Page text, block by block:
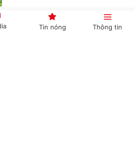
Tin nóng Thông tin